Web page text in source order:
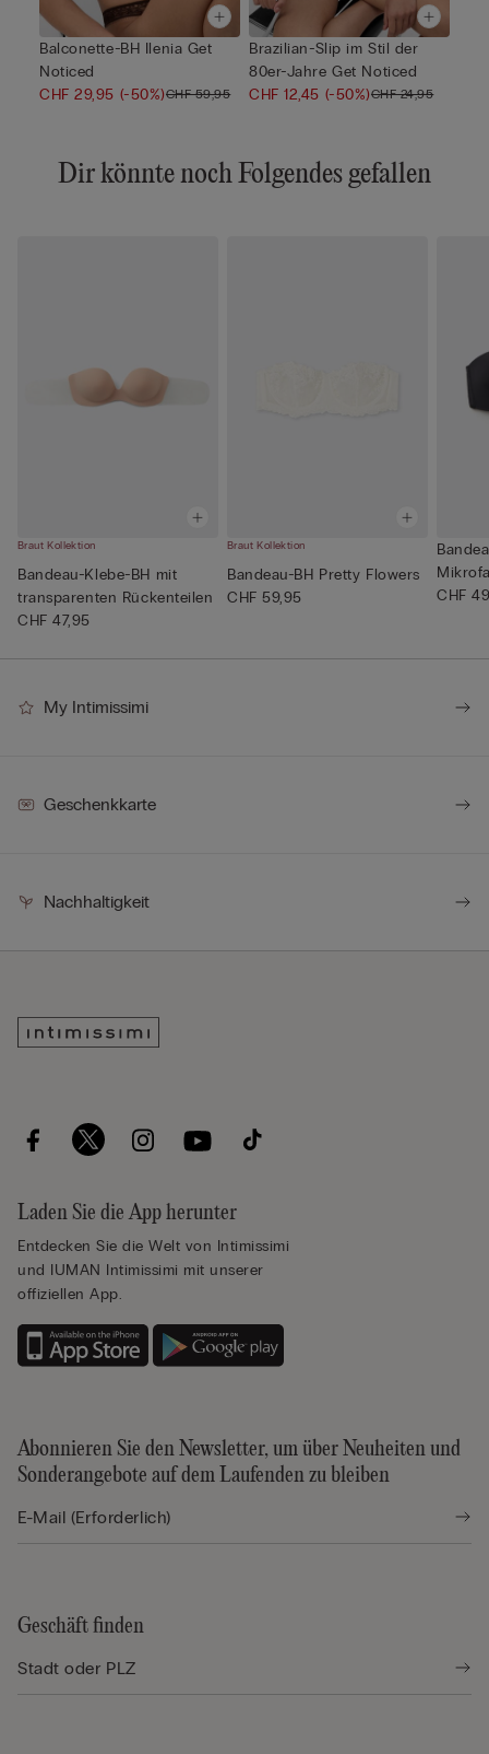
Balconette-BH Ilenia Get
Noticed
CHF 29,95 (-50%)CHF 59,95
Brazilian-Slip im Stil der
80er-Jahre Get Noticed
CHF 12,45 (-50%)CHF 24,95
Dir könnte noch Folgendes gefallen
Braut Kollektion
Bandeau-Klebe-BH mit
transparenten Rückenteilen
CHF 47,95
Braut Kollektion
Bandeau-BH Pretty Flowers
CHF 59,95
CHF
My Intimissimi
Geschenkkarte
Nachhaltigkeit
Laden Sie die App herunter
Entdecken Sie die Welt von Intimissimi
und IUMAN Intimissimi mit unserer
offiziellen App.
Abonnieren Sie den Newsletter, um über Neuheiten und
Sonderangebote auf dem Laufenden zu bleiben
Geschäft finden